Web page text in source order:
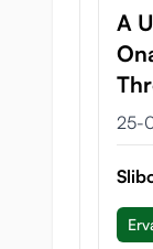
zich
•
met
A
25
25-